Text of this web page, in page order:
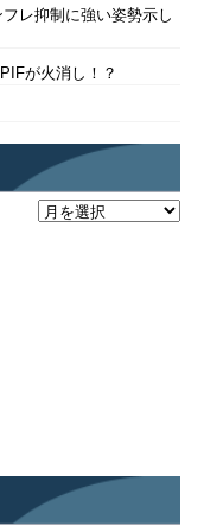
レ抑制に強い姿勢示し
が火消し！？